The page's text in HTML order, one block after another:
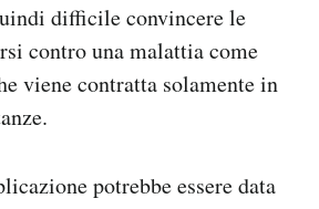
difficile convincere le
contro una malattia come
viene contratta solamente in
potrebbe essere data